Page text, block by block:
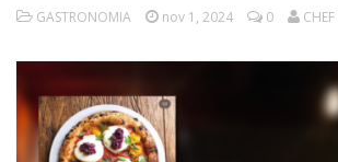
GASTRONOMIA nov 1, 2024 0